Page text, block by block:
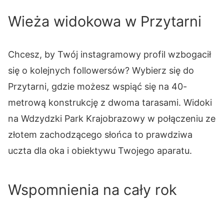
Wieża widokowa w Przytarni
Chcesz, by Twój instagramowy profil wzbogacił
się o kolejnych followersów? Wybierz się do
Przytarni, gdzie możesz wspiąć się na 40-
metrową konstrukcję z dwoma tarasami. Widoki
na Wdzydzki Park Krajobrazowy w połączeniu ze
złotem zachodzącego słońca to prawdziwa
uczta dla oka i obiektywu Twojego aparatu.
Wspomnienia na cały rok